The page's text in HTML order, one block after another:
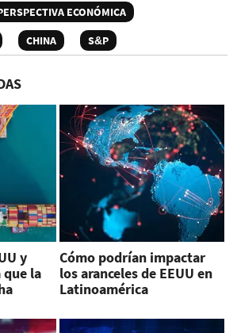
ECONÓMICA
CHINA S&P
y
la
Cómo podrían impactar
los aranceles de EEUU en
Latinoamérica